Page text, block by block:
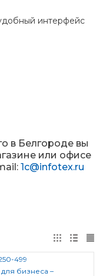
интерфейс
в Белгороде вы
или офисе
1c@infotex.ru
499
для бизнеса –